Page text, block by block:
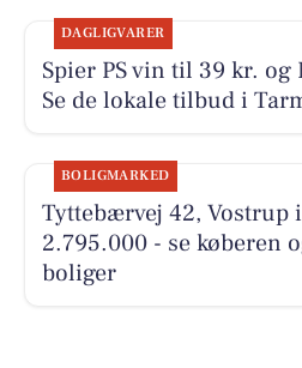
DAGLIGVARER
Spier PS vin til 39 kr. og
Se de lokale tilbud i
BOLIGMARKED
Tyttebærvej 42, Vostrup
2.795.000 - se køberen
boliger